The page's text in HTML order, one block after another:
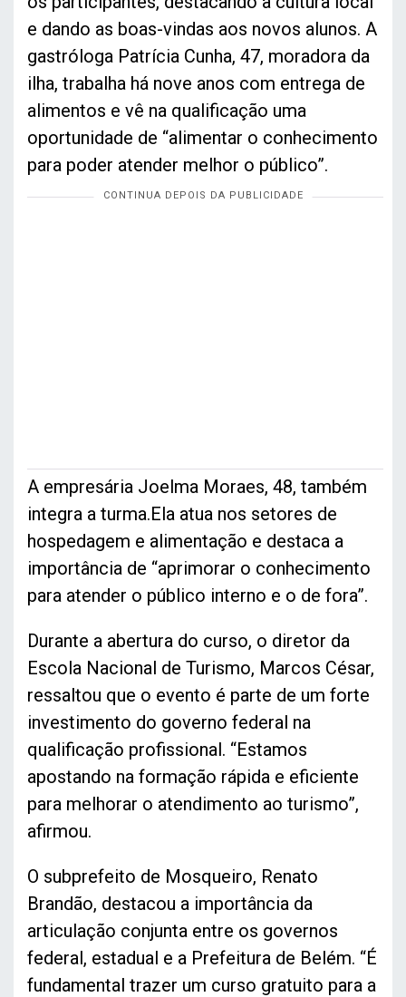
e dando as boas-vindas aos novos alunos. A
gastróloga Patrícia Cunha, 47, moradora da
ilha, trabalha há nove anos com entrega de
alimentos e vê na qualificação uma
oportunidade de “alimentar o conhecimento
para poder atender melhor o público”.
A empresária Joelma Moraes, 48, também
integra a turma.Ela atua nos setores de
hospedagem e alimentação e destaca a
importância de “aprimorar o conhecimento
para atender o público interno e o de fora”.
Durante a abertura do curso, o diretor da
Escola Nacional de Turismo, Marcos César,
ressaltou que o evento é parte de um forte
investimento do governo federal na
qualificação profissional. “Estamos
apostando na formação rápida e eficiente
para melhorar o atendimento ao turismo”,
afirmou.
O subprefeito de Mosqueiro, Renato
Brandão, destacou a importância da
articulação conjunta entre os governos
federal, estadual e a Prefeitura de Belém. “É
fundamental trazer um curso gratuito para a